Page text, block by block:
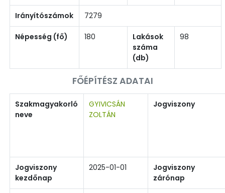
Irányítószámok 7279
Népesség (fő) 180
Lakások
száma
(db)
98
FŐÉPÍTÉSZ ADATAI
Szakmagyakorló
neve
GYIVICSÁN
ZOLTÁN
Jogviszony
Jogviszony
kezdőnap
2025-01-01
Jogviszony
zárónap